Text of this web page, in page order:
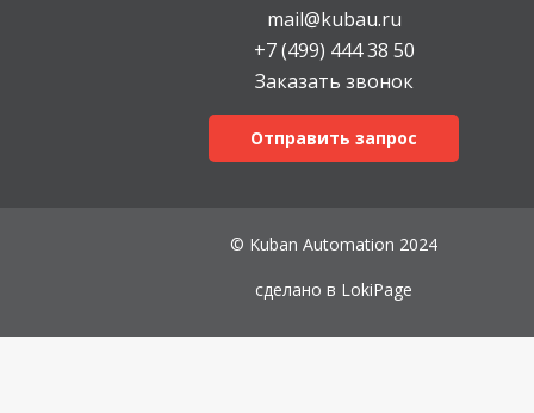
mail@kubau.ru
+7 (499) 444 38 50
Заказать звонок
Отправить запрос
© Kuban Automation 2024
сделано в LokiPage